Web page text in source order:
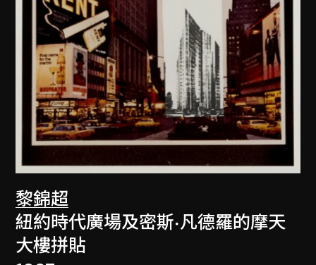
黎錦超
紐約時代廣場及密斯·凡德羅的摩天
大樓拼貼